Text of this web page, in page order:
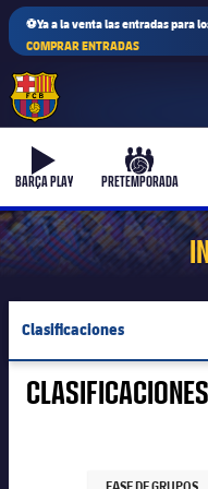
⚽Ya a la venta las entradas para
COMPRAR ENTRADAS
b-play
BARÇA PLAY
culers-ball
PRETEMPORADA
Clasificaciones
Jugadores
CLASIFICACIONES